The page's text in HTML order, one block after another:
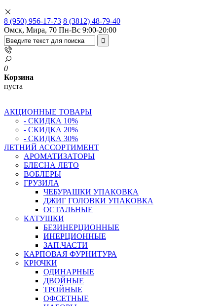
8 (950) 956-17-73 8 (3812) 48-79-40
Омск, Мира, 70 Пн-Вс 9:00-20:00
0
Корзина
пуста
АКЦИОННЫЕ ТОВАРЫ
- СКИДКА 10%
- СКИДКА 20%
- СКИДКА 30%
ЛЕТНИЙ АССОРТИМЕНТ
АРОМАТИЗАТОРЫ
БЛЕСНА ЛЕТО
ВОБЛЕРЫ
ГРУЗИЛА
ЧЕБУРАШКИ УПАКОВКА
ДЖИГ ГОЛОВКИ УПАКОВКА
ОСТАЛЬНЫЕ
КАТУШКИ
БЕЗИНЕРЦИОННЫЕ
ИНЕРЦИОННЫЕ
ЗАП.ЧАСТИ
КАРПОВАЯ ФУРНИТУРА
КРЮЧКИ
ОДИНАРНЫЕ
ДВОЙНЫЕ
ТРОЙНЫЕ
ОФСЕТНЫЕ